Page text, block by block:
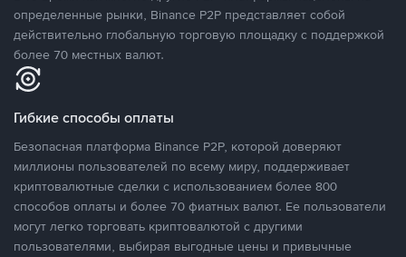
определенные рынки, Binance P2P представляет собой
действительно глобальную торговую площадку с поддержкой
более 70 местных валют.
Гибкие способы оплаты
Безопасная платформа Binance P2P, которой доверяют
миллионы пользователей по всему миру, поддерживает
криптовалютные сделки с использованием более 800
способов оплаты и более 70 фиатных валют. Ее пользователи
могут легко торговать криптовалютой с другими
пользователями, выбирая выгодные цены и привычные